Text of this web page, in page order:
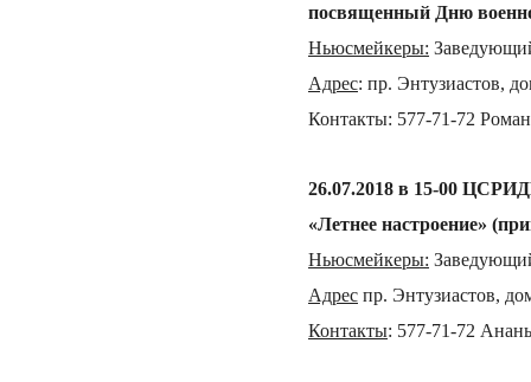
посвященный Дню
Ньюсмейкеры:
Адрес: пр. Энтузиастов, д
Контакты: 577-71-72
26.07.2018 в 15-00
«Летнее настроение»
Ньюсмейкеры:
Адрес пр. Энтузиастов,
Контакты: 577-71-72